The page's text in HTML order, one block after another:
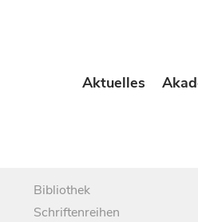
Aktuelles
Bibliothek
Schriftenreihen